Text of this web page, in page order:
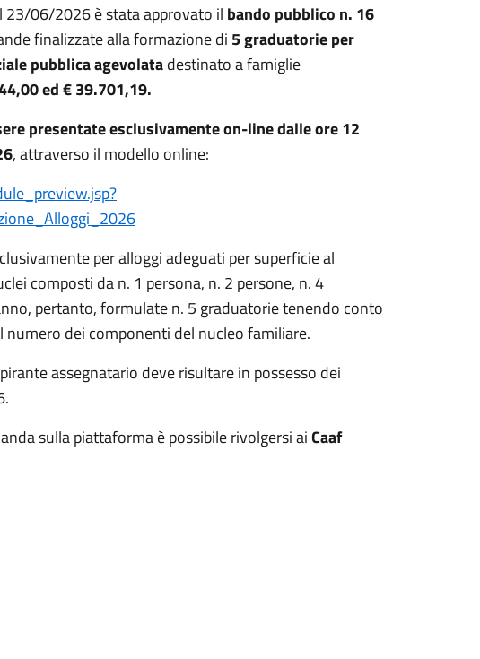
23/06/2026 è stata approvato il bando pubblico n. 16
finalizzate alla formazione di 5 graduatorie per
pubblica agevolatadestinato a famiglie
ed € 39.701,19.
presentate esclusivamente on-line dalle ore 12
, attraverso il modello online:
per alloggi adeguati per superficie al
composti da n. 1 persona, n. 2 persone, n. 4
pertanto, formulate n. 5 graduatorie tenendo conto
dei componenti del nucleo familiare.
assegnatario deve risultare in possesso dei
sulla piattaforma è possibile rivolgersi aiCaaf